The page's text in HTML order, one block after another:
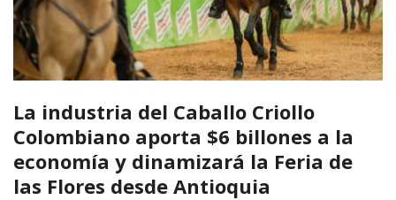
La industria del Caballo Criollo
Colombiano aporta $6 billones a la
economía y dinamizará la Feria de
las Flores desde Antioquia